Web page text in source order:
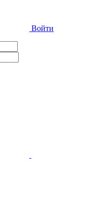
Войти